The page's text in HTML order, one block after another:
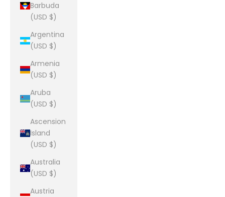
Barbuda
(USD $)
Argentina
(USD $)
Armenia
(USD $)
Aruba
(USD $)
Ascension
Island
(USD $)
Australia
(USD $)
Austria